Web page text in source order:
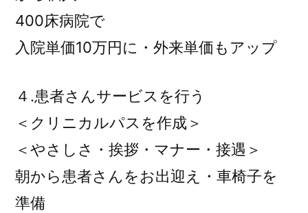
400床病院で
入院単価10万円に・外来単価もアップ
４.患者さんサービスを行う
＜クリニカルパスを作成＞
＜やさしさ・挨拶・マナー・接遇＞
朝から患者さんをお出迎え・車椅子を
準備